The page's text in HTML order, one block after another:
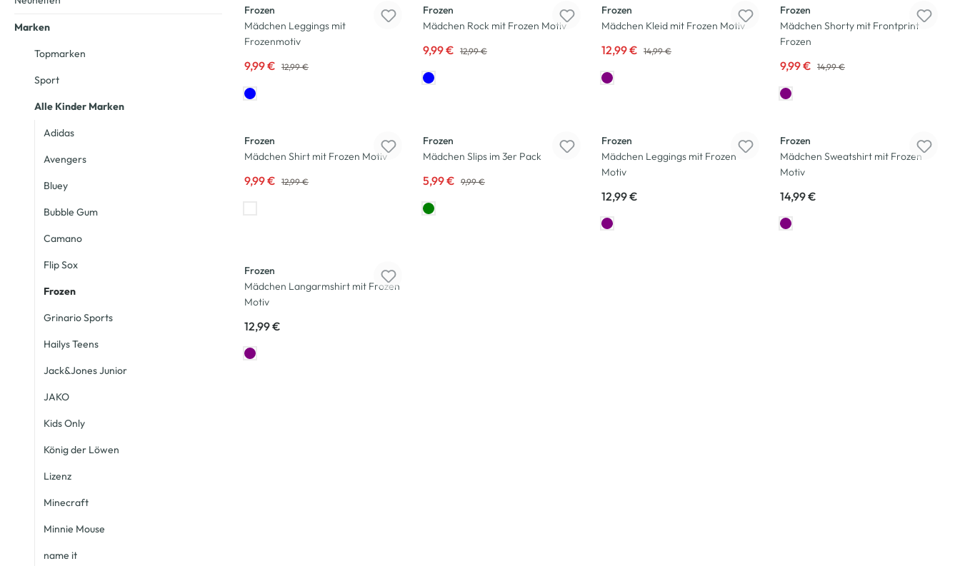
Frozen
Mädchen Leggings mit
Frozenmotiv
9,99 € 12,99 €
Frozen
Mädchen Rock mit Frozen Motiv
9,99 € 12,99 €
Frozen
Mädchen Kleid mit Frozen Motiv
12,99 € 14,99 €
Frozen
Mädchen Shorty mit Frontprint
Frozen
9,99 € 14,99 €
Frozen
Mädchen Shirt mit Frozen Motiv
9,99 € 12,99 €
Frozen
Mädchen Slips im 3er Pack
5,99 € 9,99 €
Frozen
Mädchen Leggings mit Frozen
Motiv
12,99 €
Frozen
Mädchen Sweatshirt mit Frozen
Motiv
14,99 €
Frozen
Mädchen Langarmshirt mit Frozen
Motiv
12,99 €
Marken
Topmarken
Sport
Alle Kinder Marken
Adidas
Avengers
Bluey
Bubble Gum
Camano
Flip Sox
Frozen
Grinario Sports
Hailys Teens
Jack&Jones Junior
JAKO
Kids Only
König der Löwen
Lizenz
Minecraft
Minnie Mouse
name it